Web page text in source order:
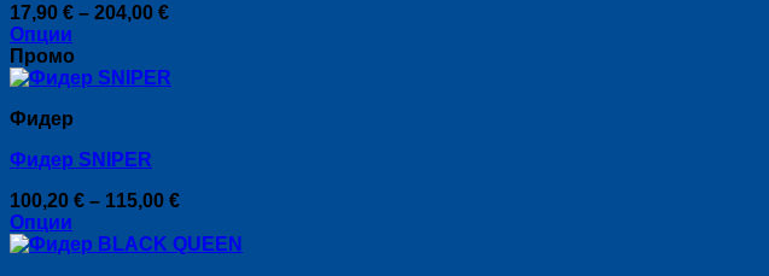
may
be
chosen
on
product
page
17,90 € – 204,00 €Price
through
Опции
This
product
multiple
The
may
be
chosen
Промо
Фидер
Фидер SNIPER
100,20 € – 115,00 €Price
100,20 €
Опции
This